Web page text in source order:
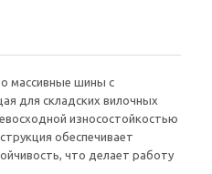
массивные шины с
для складских вилочных
износостойкостью
обеспечивает
что делает работу